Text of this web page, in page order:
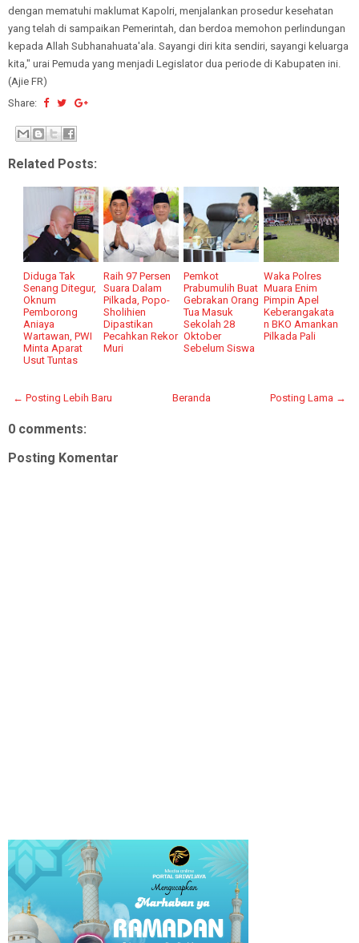
dengan mematuhi maklumat Kapolri, menjalankan prosedur kesehatan
yang telah di sampaikan Pemerintah, dan berdoa memohon perlindungan
kepada Allah Subhanahuata'ala. Sayangi diri kita sendiri, sayangi keluarga
kita," urai Pemuda yang menjadi Legislator dua periode di Kabupaten ini.
(Ajie FR)
Share:
Related Posts:
Diduga Tak
Senang Ditegur,
Oknum
Pemborong
Aniaya
Wartawan, PWI
Minta Aparat
Usut Tuntas
Raih 97 Persen
Suara Dalam
Pilkada, Popo-
Sholihien
Dipastikan
Pecahkan Rekor
Muri
Pemkot
Prabumulih Buat
Gebrakan Orang
Tua Masuk
Sekolah 28
Oktober
Sebelum Siswa
Waka Polres
Muara Enim
Pimpin Apel
Keberangakata
n BKO Amankan
Pilkada Pali
← Posting Lebih Baru Posting Lama →
Beranda
0 comments:
Posting Komentar